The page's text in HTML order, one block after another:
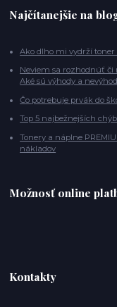
Najčítanejšie na
Ako dlho mi vydrží
Neviem sa rozhodnúť
Aké sú výhody a
Čo potrebuje prvák do
Top 5 najbežnejších
Tonery a náplne
nákladov
Možnosť online
Kontakty